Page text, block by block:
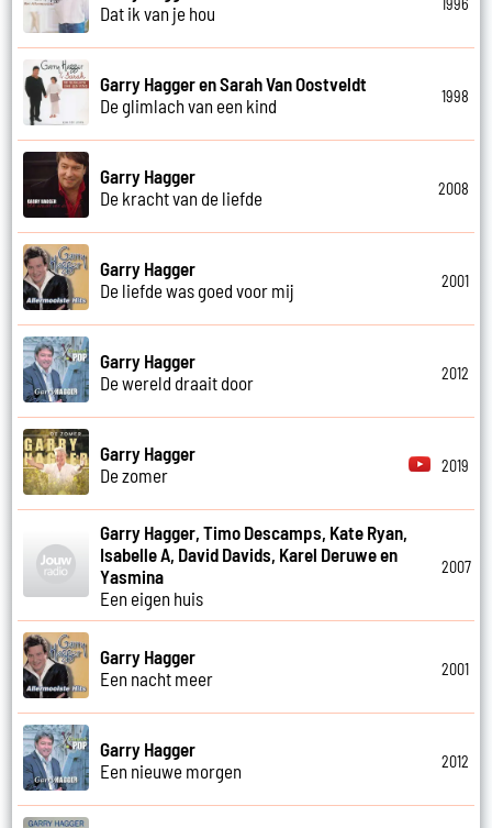
Dat ik van je hou
Garry Hagger en Sarah Van Oostveldt
De glimlach van een kind
1998
Garry Hagger
De kracht van de liefde
2008
Garry Hagger
De liefde was goed voor mij
2001
Garry Hagger
De wereld draait door
2012
Garry Hagger
De zomer
2019
Garry Hagger, Timo Descamps, Kate Ryan,
Isabelle A, David Davids, Karel Deruwe en
Yasmina
Een eigen huis
2007
Garry Hagger
Een nacht meer
2001
Garry Hagger
Een nieuwe morgen
2012